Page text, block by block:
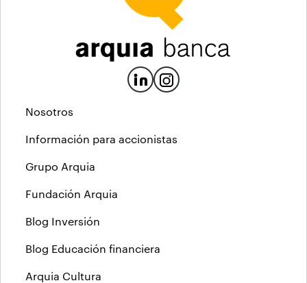
Nosotros
Información para accionistas
Grupo Arquia
Fundación Arquia
Blog Inversión
Blog Educación financiera
Arquia Cultura